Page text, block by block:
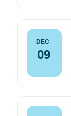
DEC
09